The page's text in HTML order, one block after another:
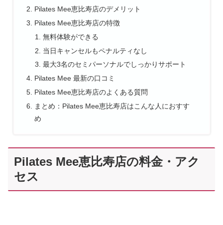
Pilates Mee恵比寿店のデメリット
Pilates Mee恵比寿店の特徴
無料体験ができる
当日キャンセルもペナルティなし
最大3名のセミパーソナルでしっかりサポート
Pilates Mee 最新の口コミ
Pilates Mee恵比寿店のよくある質問
まとめ：Pilates Mee恵比寿店はこんな人におすす
め
Pilates Mee恵比寿店の料金・アク
セス